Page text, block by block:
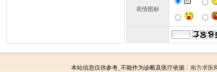
表情图标
本站信息仅供参考_不能作为诊断及医疗依据┊南方求医